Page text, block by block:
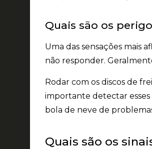
Quais são os
Uma das sensações mais
não responder.
Rodar com os discos de
importante detectar esses
bola de neve de
Quais são os